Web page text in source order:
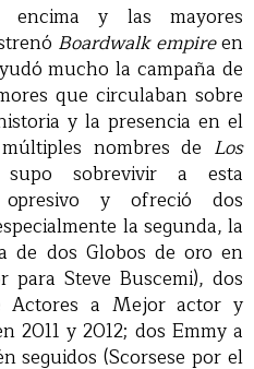
y las mayores
Boardwalk empireen
mucho la campaña de
que circulaban sobre
y la presencia en el
nombres de Los
sobrevivir a esta
y ofreció dos
la segunda, la
de dos Globos de oro en
Steve Buscemi), dos
Actores a Mejor actor y
2011 y 2012; dos Emmy a
seguidos (Scorsese por el